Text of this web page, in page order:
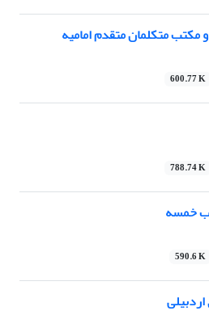
مکتب متکلمان متقدم امامیه
600.77 K
788.74 K
خمسه
590.6 K